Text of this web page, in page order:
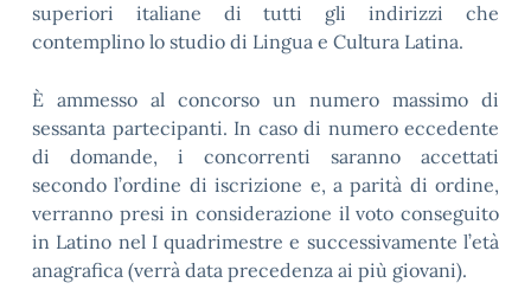
superiori italiane di tutti gli indirizzi che
contemplino lo studio di Lingua e Cultura Latina.
È ammesso al concorso un numero massimo di
sessanta partecipanti. In caso di numero eccedente
di domande, i concorrenti saranno accettati
secondo l’ordine di iscrizione e, a parità di ordine,
verranno presi in considerazione il voto conseguito
in Latino nel I quadrimestre e successivamente l’età
anagrafica (verrà data precedenza ai più giovani).